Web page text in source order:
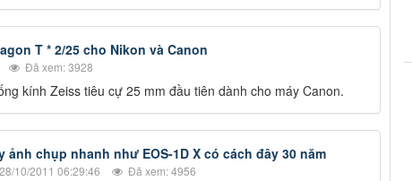
T * 2/25 cho Nikon và Canon
Đã xem: 3928
kính Zeiss tiêu cự 25 mm đầu tiên dành cho máy Canon.
ảnh chụp nhanh như EOS-1D X có cách đây 30 năm
28/10/2011 06:29:46 Đã xem: 4956